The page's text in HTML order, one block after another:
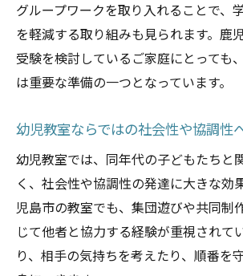
グループワークを取り入れることで、
を軽減する取り組みも見られます。鹿
受験を検討しているご家庭にとっても
は重要な準備の一つとなっています。
幼児教室ならではの社会性や協調性
幼児教室では、同年代の子どもたちと
く、社会性や協調性の発達に大きな効
児島市の教室でも、集団遊びや共同制
じて他者と協力する経験が重視されて
り、相手の気持ちを考えたり、順番を